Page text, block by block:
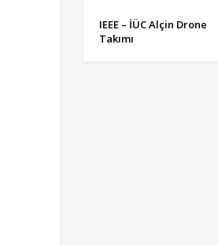
IEEE – İÜC Alçin Drone
Takımı